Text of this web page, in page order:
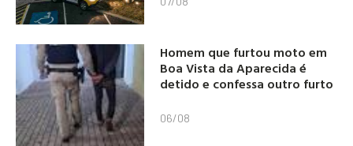
Homem que furtou moto em
Boa Vista da Aparecida é
detido e confessa outro furto
06/08